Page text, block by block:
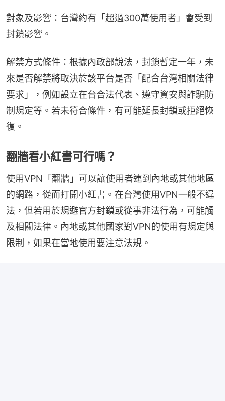
對象及影響：台灣約有「超過300萬使用者」會受到
封鎖影響。
解禁方式條件：根據內政部說法，封鎖暫定一年，未
來是否解禁將取決於該平台是否「配合台灣相關法律
要求」，例如設立在台合法代表、遵守資安與詐騙防
制規定等。若未符合條件，有可能延長封鎖或拒絕恢
復。
翻牆看小紅書可行嗎？
使用VPN「翻牆」可以讓使用者連到內地或其他地區
的網路，從而打開小紅書。在台灣使用VPN一般不違
法，但若用於規避官方封鎖或從事非法行為，可能觸
及相關法律。內地或其他國家對VPN的使用有規定與
限制，如果在當地使用要注意法規。